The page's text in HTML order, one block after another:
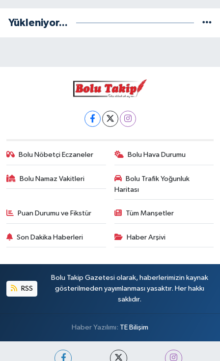
Yükleniyor...
Bolu Nöbetçi Eczaneler Bolu Hava Durumu
Bolu Namaz Vakitleri
Bolu Trafik Yoğunluk
Haritası
Puan Durumu ve Fikstür Tüm Manşetler
Son Dakika Haberleri Haber Arşivi
RSS
Bolu Takip Gazetesi olarak, haberlerimizin kaynak
gösterilmeden yayımlanması yasaktır. Her hakkı
saklıdır.
Haber Yazılımı: TE Bilişim